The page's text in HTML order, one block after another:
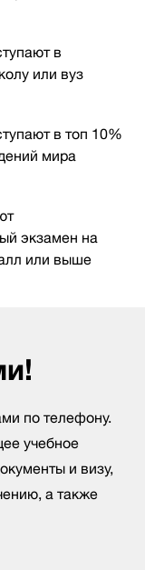
в
или вуз
в топ 10%
мира
экзамен на
или выше
по телефону.
учебное
и визу,
а также